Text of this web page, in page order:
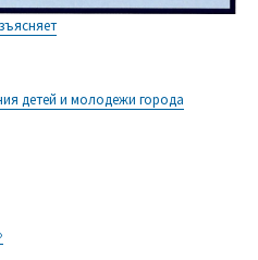
детей и молодежи города